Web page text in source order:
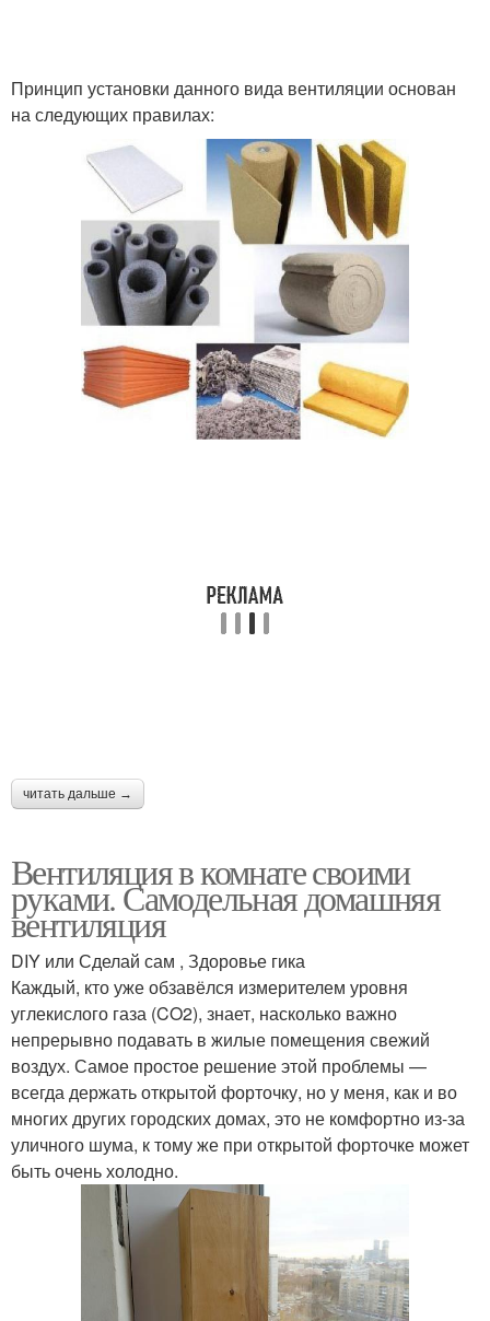
Вытяжная вентиляция Приточные клапаны
Вентиляция в частном
доме
Вентиляция в стене
Вентиляции через стену Вентиляции в стену
подогревом
Принцип установки данного вида вентиляции основан
на следующих правилах:
читать дальше →
Вентиляция в комнате своими
руками. Самодельная домашняя
вентиляция
DIY или Сделай сам , Здоровье гика
Каждый, кто уже обзавёлся измерителем уровня
углекислого газа (CO2), знает, насколько важно
непрерывно подавать в жилые помещения свежий
воздух. Самое простое решение этой проблемы —
всегда держать открытой форточку, но у меня, как и во
многих других городских домах, это не комфортно из-за
уличного шума, к тому же при открытой форточке может
быть очень холодно.